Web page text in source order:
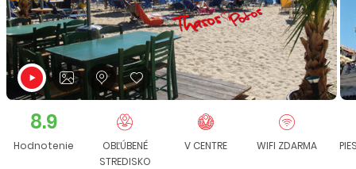
8.9
Hodnotenie
OBĽÚBENÉ
STREDISKO
V CENTRE WIFI ZDARMA